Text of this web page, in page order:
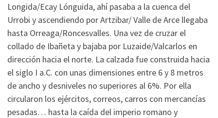
Longida/Ecay Lónguida, ahí pasaba a la cuenca del
Urrobi y ascendiendo por Artzibar/ Valle de Arce llegaba
hasta Orreaga/Roncesvalles. Una vez de cruzar el
collado de Ibañeta y bajaba por Luzaide/Valcarlos en
dirección hacia el norte. La calzada fue construida hacia
el siglo I a.C. con unas dimensiones entre 6 y 8 metros
de ancho y desniveles no superiores al 6%. Por ella
circularon los ejércitos, correos, carros con mercancías
pesadas… hasta la caída del imperio romano y